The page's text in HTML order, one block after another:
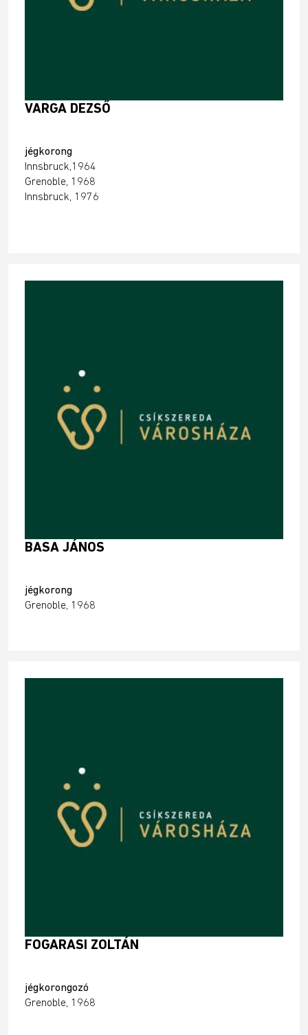
VARGA DEZSŐ
jégkorong
Innsbruck,1964
Grenoble, 1968
Innsbruck, 1976
BASA JÁNOS
jégkorong
Grenoble, 1968
FOGARASI ZOLTÁN
jégkorongozó
Grenoble, 1968